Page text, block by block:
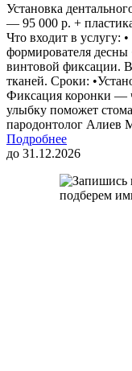
Установка
— 95 000 р. +
Что входит в услугу:
формирователя десны
винтовой
тканей. Сроки:
Фиксация коронки —
улыбку поможет
пародонтолог
Подробнее
до 31.12.2026